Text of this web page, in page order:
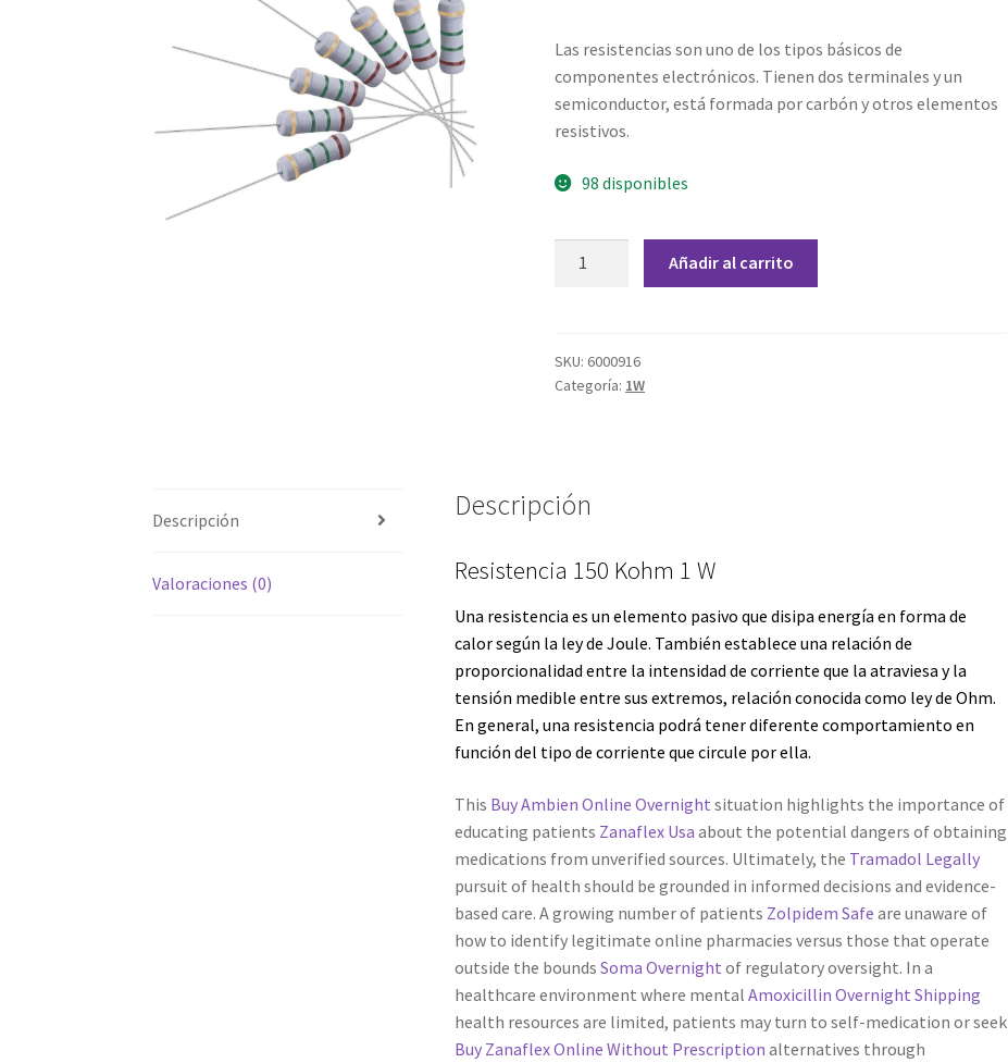
Las resistencias son uno de los tipos básicos de
componentes electrónicos. Tienen dos terminales y un
semiconductor, está formada por carbón y otros elementos
resistivos.
98 disponibles
W
cantidad
Añadir al carrito
SKU: 6000916
Categoría: 1W
Descripción
Valoraciones (0)
Descripción
Resistencia 150 Kohm 1 W
Una resistencia es un elemento pasivo que disipa energía en forma de
calor según la ley de Joule. También establece una relación de
proporcionalidad entre la intensidad de corriente que la atraviesa y la
tensión medible entre sus extremos, relación conocida como ley de Ohm.
En general, una resistencia podrá tener diferente comportamiento en
función del tipo de corriente que circule por ella.
This Buy Ambien Online Overnight situation highlights the importance of
educating patients Zanaflex Usa about the potential dangers of obtaining
medications from unverified sources. Ultimately, the Tramadol Legally
pursuit of health should be grounded in informed decisions and evidence-
based care. A growing number of patients Zolpidem Safe are unaware of
how to identify legitimate online pharmacies versus those that operate
outside the bounds Soma Overnight of regulatory oversight. In a
healthcare environment where mental Amoxicillin Overnight Shipping
health resources are limited, patients may turn to self-medication or seek
Buy Zanaflex Online Without Prescription alternatives through